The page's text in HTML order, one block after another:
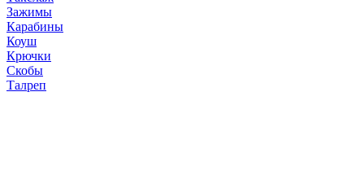
Зажимы
Карабины
Коуш
Крючки
Скобы
Талреп